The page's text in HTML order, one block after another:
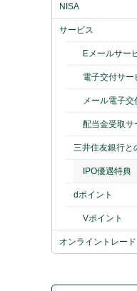
NISA
サービス
Eメールサー
電子交付サー
メール電子交
配当金受取サ
三井住友銀行と
IPO優遇特典
dポイント
Vポイント
オンライントレー